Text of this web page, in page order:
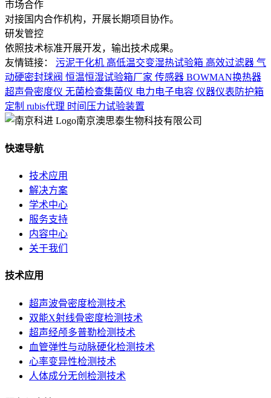
市场合作
对接国内合作机构，开展长期项目协作。
研发管控
依照技术标准开展开发，输出技术成果。
友情链接：
污泥干化机 高低温交变湿热试验箱 高效过滤器 气
动硬密封球阀 恒温恒湿试验箱厂家 传感器 BOWMAN换热器
超声骨密度仪 无菌检查集菌仪 电力电子电容 仪器仪表防护箱
定制 rubis代理 时间压力试验装置
南京澳思泰生物科技有限公司
快速导航
技术应用
解决方案
学术中心
服务支持
内容中心
关于我们
技术应用
超声波骨密度检测技术
双能X射线骨密度检测技术
超声经颅多普勒检测技术
血管弹性与动脉硬化检测技术
心率变异性检测技术
人体成分无创检测技术